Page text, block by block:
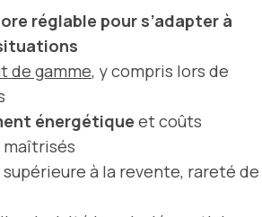
réglable pour s’adapter à
de gamme, y compris lors de
énergétique et coûts
à la revente, rareté de